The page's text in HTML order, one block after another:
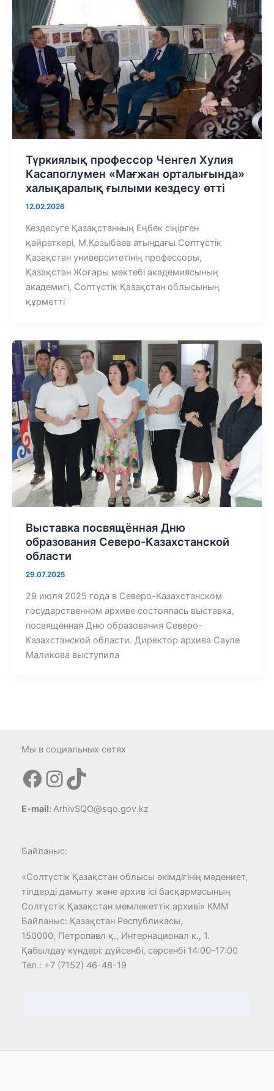
Түркиялық профессор Ченгел Хулия
Касапоглумен «Мағжан орталығында»
халықаралық ғылыми кездесу өтті
12.02.2026
Кездесуге Қазақстанның Еңбек сіңірген
қайраткері, М.Қозыбаев атындағы Солтүстік
Қазақстан университетінің профессоры,
Қазақстан Жоғары мектебі академиясының
академигі, Солтүстік Қазақстан облысының
құрметті
Выставка посвящённая Дню
образования Северо-Казахстанской
области
29.07.2025
29 июля 2025 года в Северо-Казахстанском
государственном архиве состоялась выставка,
посвящённая Дню образования Северо-
Казахстанской области. Директор архива Сауле
Маликова выступила
Мы в социальных сетях
Facebook
Instagram
TikTok
E-mail:ArhivSQO@sqo.gov.kz
Байланыс:
«Солтүстік Қазақстан облысы әкімдігінің мәдениет,
тілдерді дамыту және архив ісі басқармасының
Солтүстік Қазақстан мемлекеттік архиві» КММ
Байланыс: Қазақстан Республикасы,
150000, Петропавл қ., Интернационал к., 1.
Қабылдау күндерi: дүйсенбi, сәрсенбi 14:00–17:00
Тел.: +7 (7152) 46-48-19